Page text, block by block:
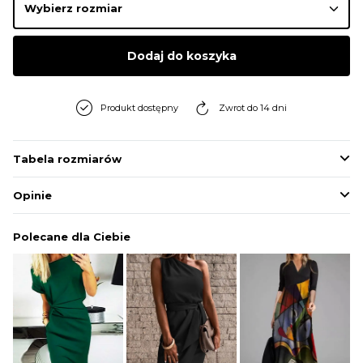
BLUZY
BIELIZNA
Dodaj do koszyka
Produkt dostępny Zwrot do 14 dni
Tabela rozmiarów
Opinie
Polecane dla Ciebie